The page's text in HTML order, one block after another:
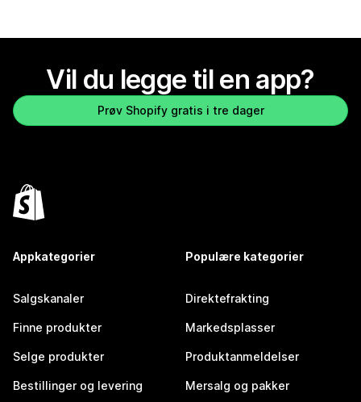
Vil du legge til en app?
Prøv Shopify gratis i tre dager
Appkategorier
Salgskanaler
Finne produkter
Selge produkter
Bestillinger og levering
Populære kategorier
Direktefrakting
Markedsplasser
Produktanmeldelser
Mersalg og pakker